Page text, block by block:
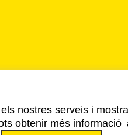
nostres serveis i
obtenir més informació